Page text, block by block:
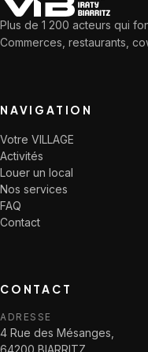
Plus de 1 200 acteurs qui
Commerces, restaurants,
NAVIGATION
Votre VILLAGE
Activités
Louer un local
Nos services
FAQ
Contact
CONTACT
ADRESSE
4 Rue des Mésanges,